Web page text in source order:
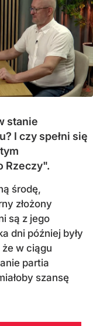
stanie
I czy spełni się
Rzeczy".
środę,
złożony
są z jego
dni później były
że w ciągu
partia
szansę